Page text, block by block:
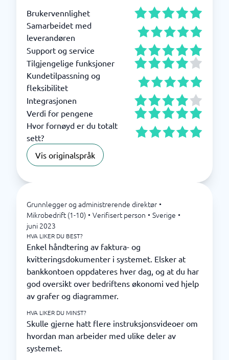
Brukervennlighet
Samarbeidet med
leverandøren
Support og service
Tilgjengelige funksjoner
Kundetilpassning og
fleksibilitet
Integrasjonen
Verdi for pengene
Hvor fornøyd er du totalt
sett?
Vis originalspråk
Grunnlegger og administrerende direktør •
Mikrobedrift (1-10) • Verifisert person • Sverige •
juni 2023
HVA LIKER DU BEST?
Enkel håndtering av faktura- og
kvitteringsdokumenter i systemet. Elsker at
bankkontoen oppdateres hver dag, og at du har
god oversikt over bedriftens økonomi ved hjelp
av grafer og diagrammer.
HVA LIKER DU MINST?
Skulle gjerne hatt flere instruksjonsvideoer om
hvordan man arbeider med ulike deler av
systemet.